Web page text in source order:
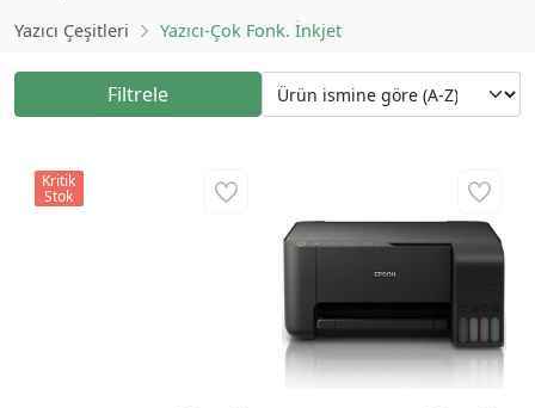
Yazıcı Çeşitleri
Yazıcı-Çok Fonk. İnkjet
Filtrele
Kritik
Stok